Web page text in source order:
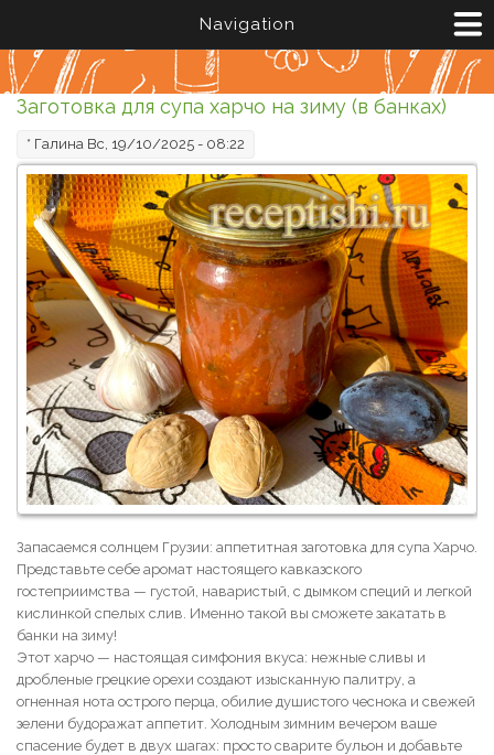
Navigation
Заготовка для супа харчо на зиму (в банках)
* Галина Вс, 19/10/2025 - 08:22
Запасаемся солнцем Грузии: аппетитная заготовка для супа Харчо.
Представьте себе аромат настоящего кавказского
гостеприимства — густой, наваристый, с дымком специй и легкой
кислинкой спелых слив. Именно такой вы сможете закатать в
банки на зиму!
Этот харчо — настоящая симфония вкуса: нежные сливы и
дробленые грецкие орехи создают изысканную палитру, а
огненная нота острого перца, обилие душистого чеснока и свежей
зелени будоражат аппетит. Холодным зимним вечером ваше
спасение будет в двух шагах: просто сварите бульон и добавьте